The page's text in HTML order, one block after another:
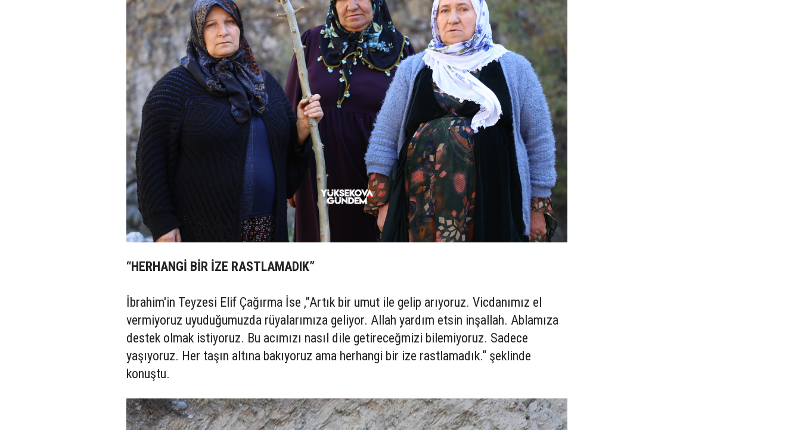
“HERHANGİ BİR İZE RASTLAMADIK”
İbrahim'in Teyzesi Elif Çağırma İse ,”Artık bir umut ile gelip arıyoruz. Vicdanımız el
vermiyoruz uyuduğumuzda rüyalarımıza geliyor. Allah yardım etsin inşallah. Ablamıza
destek olmak istiyoruz. Bu acımızı nasıl dile getireceğmizi bilemiyoruz. Sadece
yaşıyoruz. Her taşın altına bakıyoruz ama herhangi bir ize rastlamadık.“ şeklinde
konuştu.